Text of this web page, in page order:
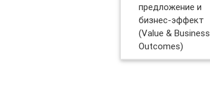
предложение и
бизнес-эффект
(Value & Business
Outcomes)